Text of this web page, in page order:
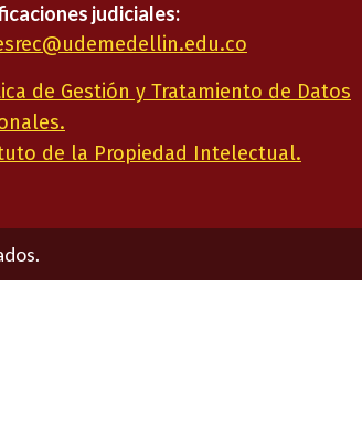
judiciales:
de Gestión y Tratamiento de Datos
de la Propiedad Intelectual.